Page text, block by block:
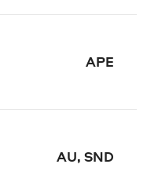
APE
AU, SND